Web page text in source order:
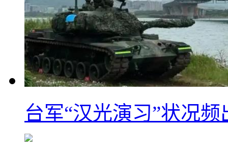
台军“汉光演习”状况